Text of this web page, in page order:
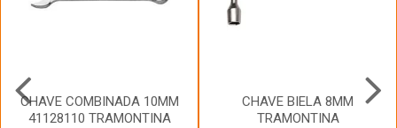
CHAVE COMBINADA 10MM
41128110 TRAMONTINA
CHAVE BIELA 8MM
TRAMONTINA